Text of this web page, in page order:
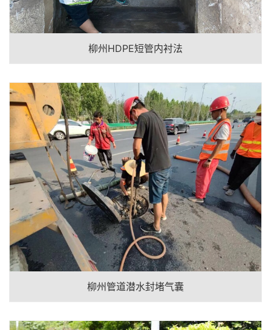
柳州HDPE短管内衬法
柳州管道潜水封堵气囊